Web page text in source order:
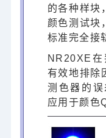
的各种样块
颜色测试块
标准完全接
NR20XE
有效地排除
测色器的
应用于颜色